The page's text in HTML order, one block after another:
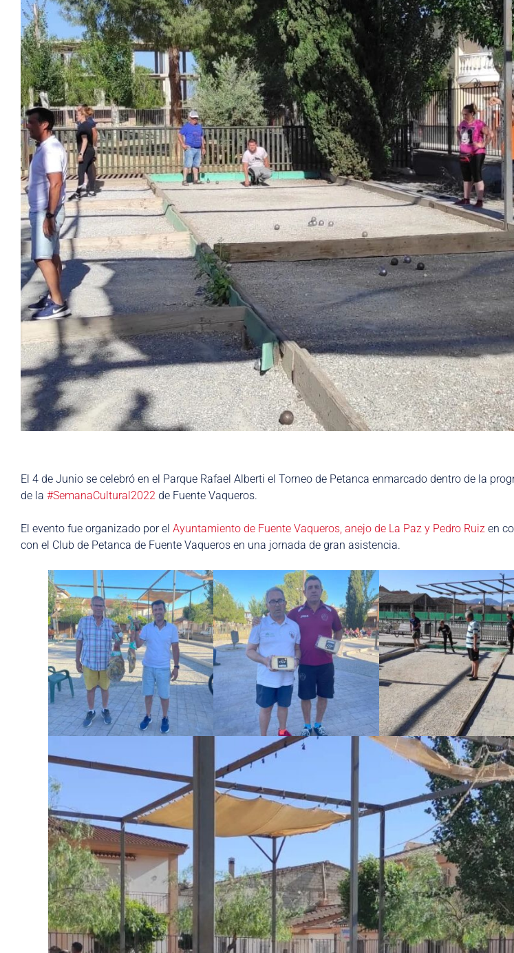
El 4 de Junio se celebró en el Parque Rafael Alberti el Torneo de Petanca enmarcado dentro de la
de la #SemanaCultural2022 de Fuente Vaqueros.
El evento fue organizado por el Ayuntamiento de Fuente Vaqueros, anejo de La Paz y Pedro Ruiz en
con el Club de Petanca de Fuente Vaqueros en una jornada de gran asistencia.